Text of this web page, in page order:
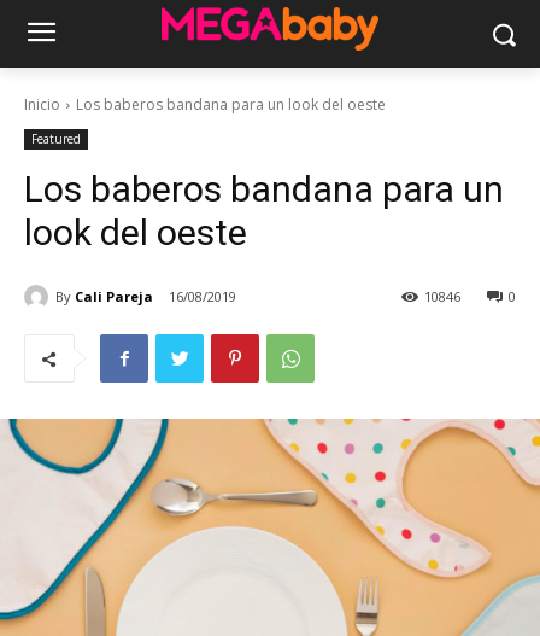
Inicio Los baberos bandana para un look del oeste
Featured
Los baberos bandana para un
look del oeste
By Cali Pareja 16/08/2019 0
10846